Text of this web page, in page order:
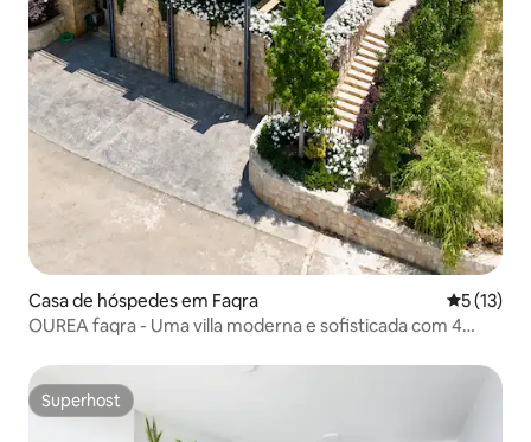
Casa de hóspedes em Faqra
5 (13)
OUREA faqra - Uma villa moderna e sofisticada com 4
Superhost
Superhost